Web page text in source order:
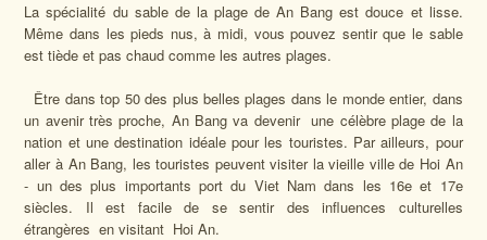
La spécialité du sable de la plage de An Bang est douce et lisse.
Même dans les pieds nus, à midi, vous pouvez sentir que le sable
est tiède et pas chaud comme les autres plages.
Être dans top 50 des plus belles plages dans le monde entier, dans
un avenir très proche, An Bang va devenir une célèbre plage de la
nation et une destination idéale pour les touristes. Par ailleurs, pour
aller à An Bang, les touristes peuvent visiter la vieille ville de Hoi An
- un des plus importants port du Viet Nam dans les 16e et 17e
siècles. Il est facile de se sentir des influences culturelles
étrangères en visitant Hoi An.